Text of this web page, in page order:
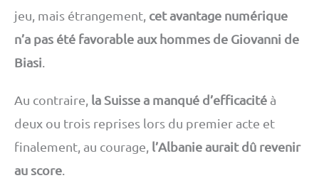
jeu, mais étrangement, cet avantage numérique
n’a pas été favorable aux hommes de Giovanni de
Biasi
Au contraire, la Suisse a manqué d’efficacité à
deux ou trois reprises lors du premier acte et
finalement, au courage, l’Albanie aurait dû revenir
au score